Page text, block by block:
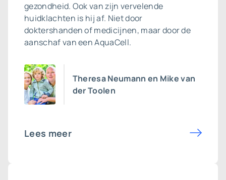
gezondheid. Ook van zijn vervelende
huidklachten is hij af. Niet door
doktershanden of medicijnen, maar door de
aanschaf van een AquaCell.
Theresa Neumann en Mike van
der Toolen
Lees meer